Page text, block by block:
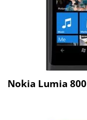
Nokia Lumia 800